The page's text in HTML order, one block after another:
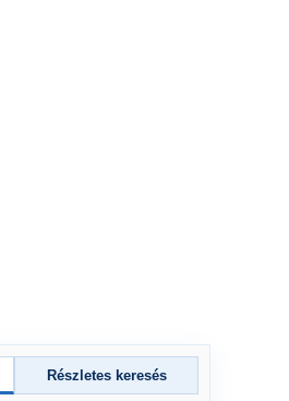
Részletes keresés